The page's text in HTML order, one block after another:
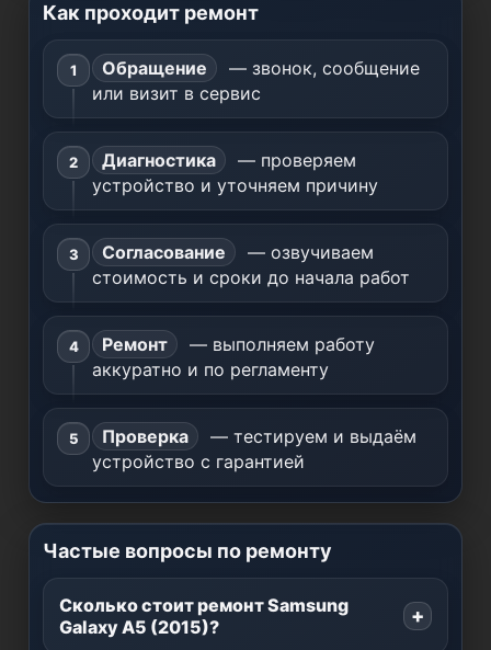
Как проходит ремонт
Обращение
— звонок, сообщение
или визит в сервис
Диагностика
— проверяем
устройство и уточняем причину
Согласование
— озвучиваем
стоимость и сроки до начала работ
Ремонт
— выполняем работу
аккуратно и по регламенту
Проверка
— тестируем и выдаём
устройство с гарантией
Частые вопросы по ремонту
Сколько стоит ремонт Samsung
Galaxy A5 (2015)?